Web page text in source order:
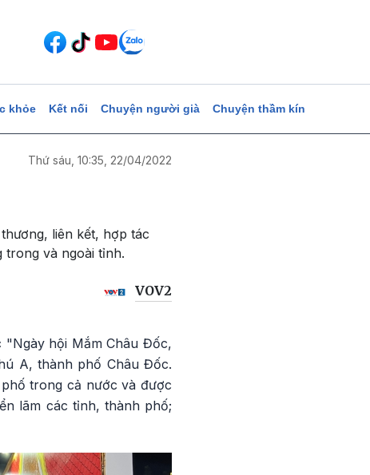
khỏe Kết nối Chuyện người già Chuyện thầm kín
Thứ sáu, 10:35, 22/04/2022
liên kết, hợp tác
trong và ngoài tỉnh.
VOV2
"Ngày hội Mắm Châu Đốc,
A, thành phố Châu Đốc.
trong cả nước và được
lãm các tỉnh, thành phố;